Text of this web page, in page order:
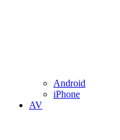
Android
iPhone
AV